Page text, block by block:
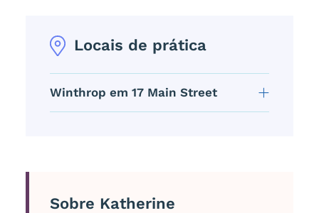
Locais de prática
Winthrop em 17 Main Street
Sobre Katherine